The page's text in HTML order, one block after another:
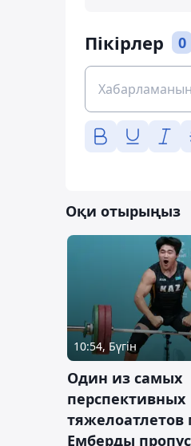
Пікірлер 0
Оқи отырыңыз
10:54, Бүгін
Один из самых
перспективных
тяжелоатлетов
Емберды